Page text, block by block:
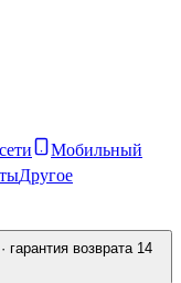
Мобильный
Другое
гарантия возврата 14